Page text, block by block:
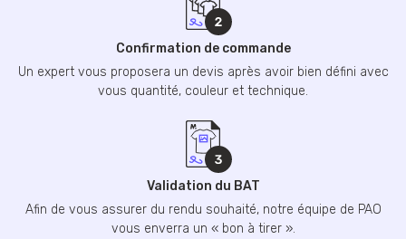
Confirmation de commande
Un expert vous proposera un devis après avoir bien défini avec
vous quantité, couleur et technique.
Validation du BAT
Afin de vous assurer du rendu souhaité, notre équipe de PAO
vous enverra un « bon à tirer ».